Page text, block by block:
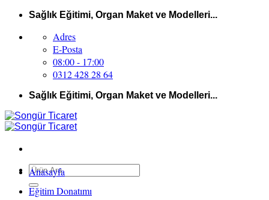
İçeriğeSağlık Eğitimi, Organ Maket ve Modelleri...
Adres
E-Posta
08:00 - 17:00
0312 428 28 64
Sağlık Eğitimi, Organ Maket ve Modelleri...
Ara:
Anasayfa
Eğitim Donatımı